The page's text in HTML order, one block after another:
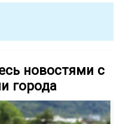
новостями с
города